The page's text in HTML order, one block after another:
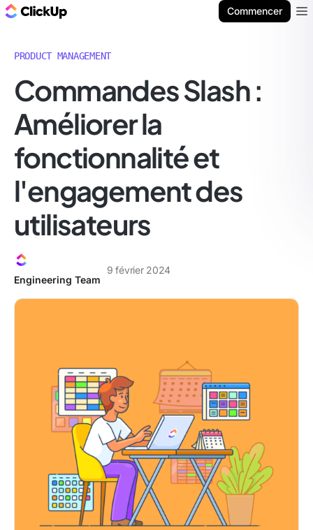
Commencer
PRODUCT MANAGEMENT
Commandes Slash :
Améliorer la
fonctionnalité et
l'engagement des
utilisateurs
Engineering Team
9 février 2024